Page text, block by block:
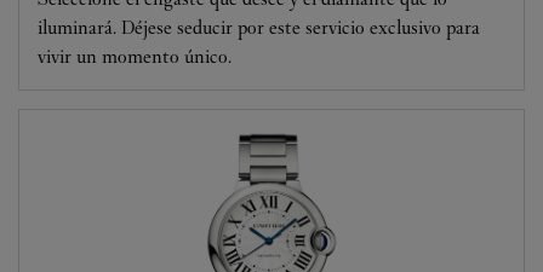
iluminará. Déjese seducir por este servicio exclusivo para
vivir un momento único.